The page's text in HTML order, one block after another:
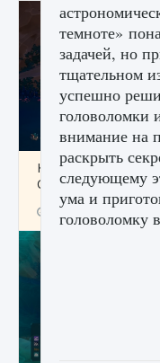
Как
Creatures of Ava
9 августа 2024
темноте»
задачей, но
тщательном
успешно
головоломки
внимание на
раскрыть
следующему
ума и
головоломку